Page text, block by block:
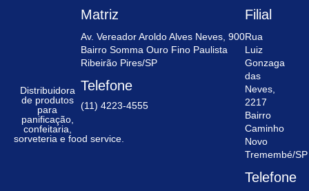
Distribuidora
de produtos
para
panificação,
confeitaria,
sorveteria e food service.
Matriz
Av. Vereador Aroldo Alves Neves, 900
Bairro Somma Ouro Fino Paulista
Ribeirão Pires/SP
Telefone
(11) 4223-4555
Filial
Rua
Luiz
Gonzaga
das
Neves,
2217
Bairro
Caminho
Novo
Tremembé/SP
Telefone